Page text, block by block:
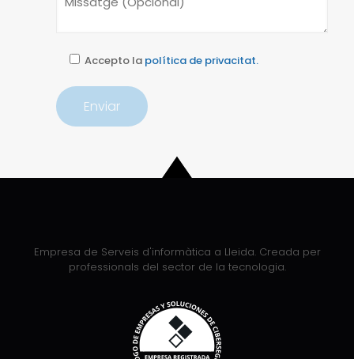
Accepto la política de privacitat.
Empresa de Serveis d'informàtica a Lleida. Creada per
professionals del sector de la tecnologia.